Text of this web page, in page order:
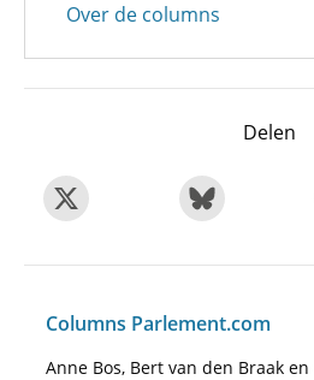
Over de columns
Delen
Columns Parlement.com
Anne Bos, Bert van den Braak